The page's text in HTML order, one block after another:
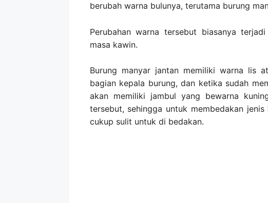
berubah warna bulunya, terutama burung
Perubahan warna tersebut biasanya
masa kawin.
Burung manyar jantan memiliki warna lis
bagian kepala burung, dan ketika sudah
akan memiliki jambul yang bewarna
tersebut, sehingga untuk membedakan
cukup sulit untuk di bedakan.